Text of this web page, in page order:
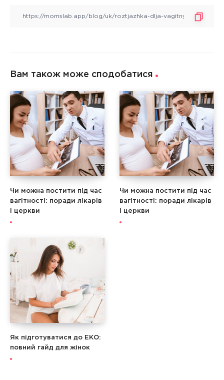
Вам також може сподобатися
Чи можна постити під час
вагітності: поради лікарів
і церкви
Чи можна постити під час
вагітності: поради лікарів
і церкви
Як підготуватися до ЕКО:
повний гайд для жінок